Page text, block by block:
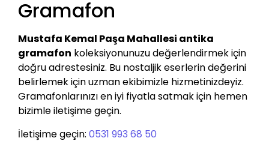
Gramafon
Mustafa Kemal Paşa Mahallesi antika
gramafon koleksiyonunuzu değerlendirmek için
doğru adrestesiniz. Bu nostaljik eserlerin değerini
belirlemek için uzman ekibimizle hizmetinizdeyiz.
Gramafonlarınızı en iyi fiyatla satmak için hemen
bizimle iletişime geçin.
İletişime geçin: 0531 993 68 50